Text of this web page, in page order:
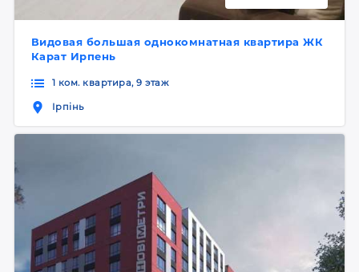
Видовая большая однокомнатная квартира ЖК
Карат Ирпень
1 ком. квартира, 9 этаж
Ірпінь